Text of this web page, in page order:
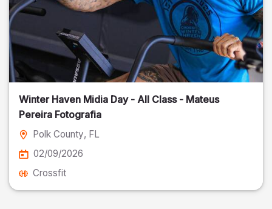
Winter Haven Midia Day - All Class - Mateus
Pereira Fotografia
Polk County, FL
02/09/2026
Crossfit